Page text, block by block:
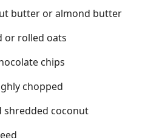
butter or almond butter
or rolled oats
chips
chopped
shredded coconut